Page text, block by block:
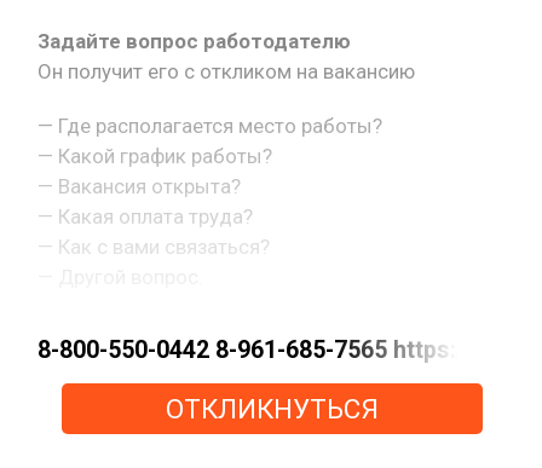
Задайте вопрос работодателю
Он получит его с откликом на вакансию
— Где располагается место работы?
— Какой график работы?
— Вакансия открыта?
— Какая оплата труда?
— Как с вами связаться?
8-800-550-0442 8-961-685-7565 https://
ОТКЛИКНУТЬСЯ